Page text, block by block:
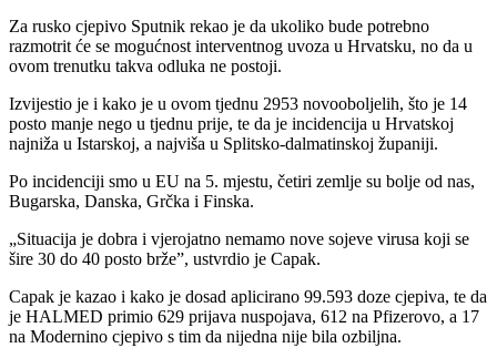
Za rusko cjepivo Sputnik rekao je da ukoliko bude potrebno
razmotrit će se mogućnost interventnog uvoza u Hrvatsku, no da u
ovom trenutku takva odluka ne postoji.
Izvijestio je i kako je u ovom tjednu 2953 novooboljelih, što je 14
posto manje nego u tjednu prije, te da je incidencija u Hrvatskoj
najniža u Istarskoj, a najviša u Splitsko-dalmatinskoj županiji.
Po incidenciji smo u EU na 5. mjestu, četiri zemlje su bolje od nas,
Bugarska, Danska, Grčka i Finska.
„Situacija je dobra i vjerojatno nemamo nove sojeve virusa koji se
šire 30 do 40 posto brže”, ustvrdio je Capak.
Capak je kazao i kako je dosad aplicirano 99.593 doze cjepiva, te da
je HALMED primio 629 prijava nuspojava, 612 na Pfizerovo, a 17
na Modernino cjepivo s tim da nijedna nije bila ozbiljna.